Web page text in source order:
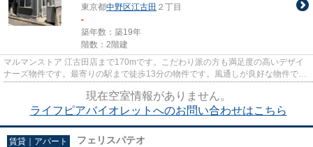
東京都中野区江古田 ２丁目
-
築年数：築19年
階数：2階建
マルマンストア 江古田店まで170mです。こだわり派の方も満足度の高いデザイ
ナーズ物件です。最寄りの駅まで徒歩13分の物件です。風通しが良好な物件で
現在空室情報がありません。
ライフピアバイオレットへのお問い合わせはこちら
賃貸｜アパート フェリスパテオ